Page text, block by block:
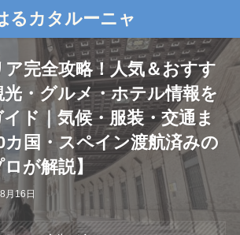
るカタルーニャ
ア完全攻略！人気＆おすす
光・グルメ・ホテル情報を
ド｜気候・服装・交通ま
カ国・スペイン渡航済みの
が解説】
月16日